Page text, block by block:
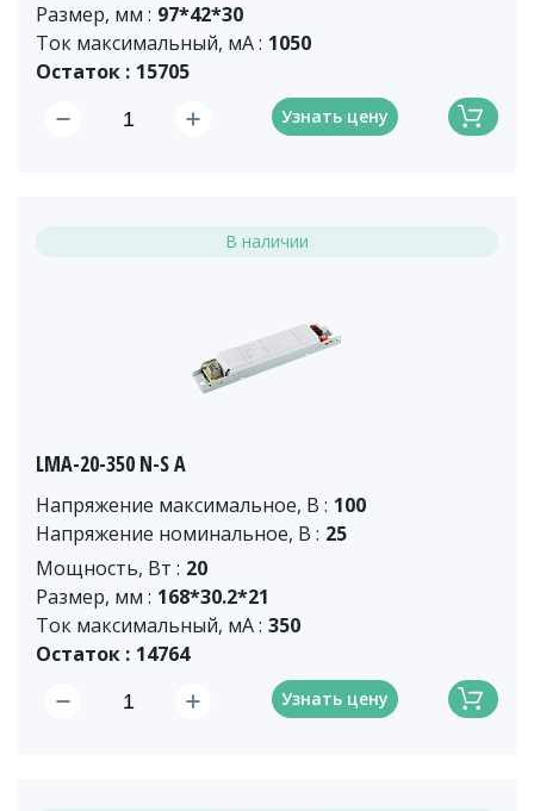
Размер, мм : 97*42*30
Ток максимальный, мА : 1050
Остаток : 15705
Узнать цену
В наличии
LMA-20-350 N-S A
Напряжение максимальное, В : 100
Напряжение номинальное, В : 25
Мощность, Вт : 20
Размер, мм : 168*30.2*21
Ток максимальный, мА : 350
Остаток : 14764
Узнать цену